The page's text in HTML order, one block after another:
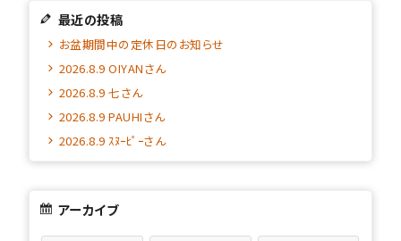
最近の投稿
お盆期間中の定休日のお知らせ
2026.8.9 OIYANさん
2026.8.9 七さん
2026.8.9 PAUHIさん
2026.8.9 ｽﾇｰﾋﾟｰさん
アーカイブ